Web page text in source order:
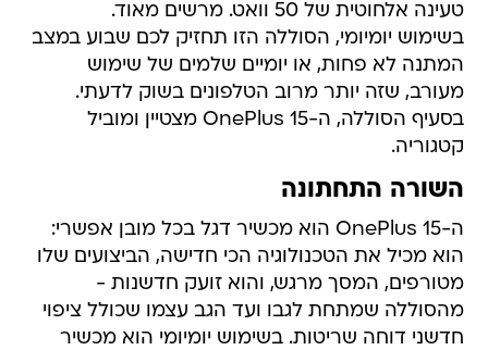
טעינה אלחוטית של 50 וואט. מרשים מאוד.
בשימוש יומיומי, הסוללה הזו תחזיק לכם שבוע במצב
המתנה לא פחות, או יומיים שלמים של שימוש
מעורב, שזה יותר מרוב הטלפונים בשוק לדעתי.
בסעיף הסוללה, ה-OnePlus 15 מצטיין ומוביל
קטגוריה.
השורה התחתונה
ה-OnePlus 15 הוא מכשיר דגל בכל מובן אפשרי:
הוא מכיל את הטכנולוגיה הכי חדישה, הביצועים שלו
מטורפים, המסך מרגש, והוא זועק חדשנות -
מהסוללה שמתחת לגבו ועד הגב עצמו שכולל ציפוי
חדשני דוחה שריטות. בשימוש יומיומי הוא מכשיר